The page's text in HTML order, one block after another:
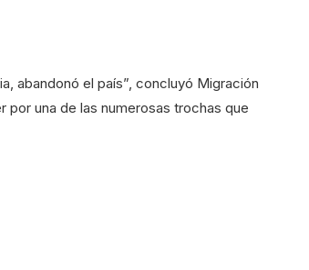
abandonó el país”, concluyó Migración
por una de las numerosas trochas que